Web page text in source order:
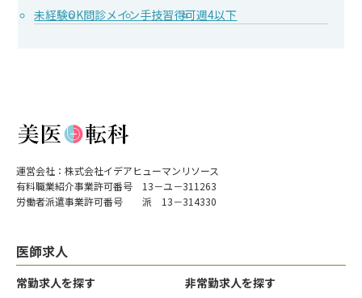
未経験OK問診メイン手技習得可週4以下
運営会社：株式会社イデアヒューマンリソース
有料職業紹介事業許可番号 13－ユ－311263
労働者派遣事業許可番号 派 13－314330
医師求人
常勤求人を探す 非常勤求人を探す